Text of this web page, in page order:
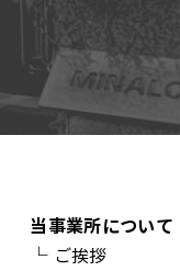
当事業所について
└ ご挨拶